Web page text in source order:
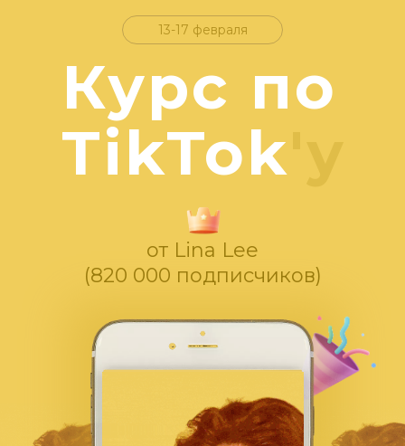
Курс по
TikTok
13-17 февраля
от Lina Lee
(820 000 подписчиков)